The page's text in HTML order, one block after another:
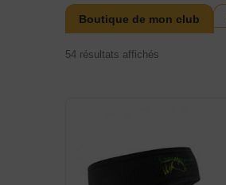
Boutique de mon club
54 résultats affichés